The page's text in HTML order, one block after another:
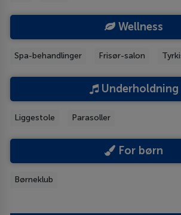
Wellness
Spa-behandlinger Frisør-salon
Underholdning
Liggestole Parasoller
For børn
Børneklub